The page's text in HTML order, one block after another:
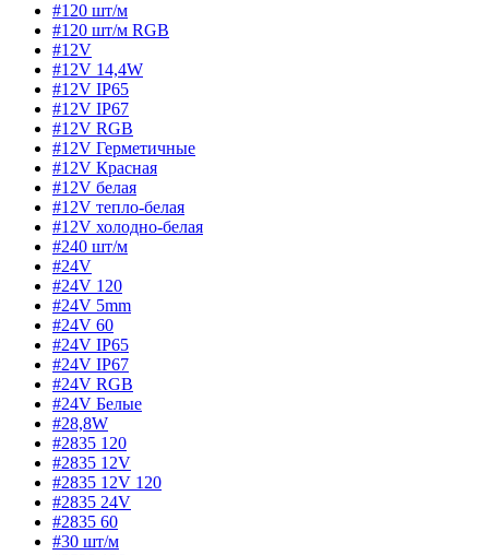
#120 шт/м
#120 шт/м RGB
#12V
#12V 14,4W
#12V IP65
#12V IP67
#12V RGB
#12V Герметичные
#12V Красная
#12V белая
#12V тепло-белая
#12V холодно-белая
#240 шт/м
#24V
#24V 120
#24V 5mm
#24V 60
#24V IP65
#24V IP67
#24V RGB
#24V Белые
#28,8W
#2835 120
#2835 12V
#2835 12V 120
#2835 24V
#2835 60
#30 шт/м